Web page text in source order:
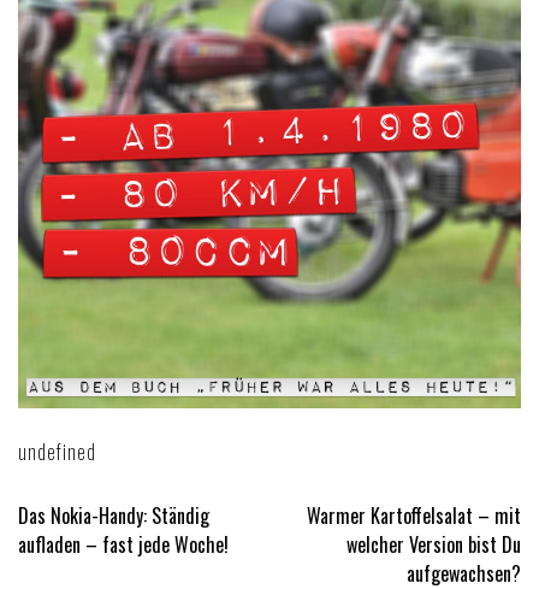
undefined
Beitragsnavigation
Das Nokia-Handy: Ständig
aufladen – fast jede Woche!
Warmer Kartoffelsalat – mit
welcher Version bist Du
aufgewachsen?